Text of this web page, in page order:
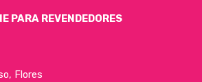
PARA REVENDEDORES
Flores